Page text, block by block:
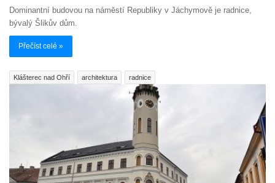
Dominantní budovou na náměstí Republiky v Jáchymově je radnice,
bývalý Šlikův dům.
Přečíst celé »
Klášterec nad Ohří architektura radnice